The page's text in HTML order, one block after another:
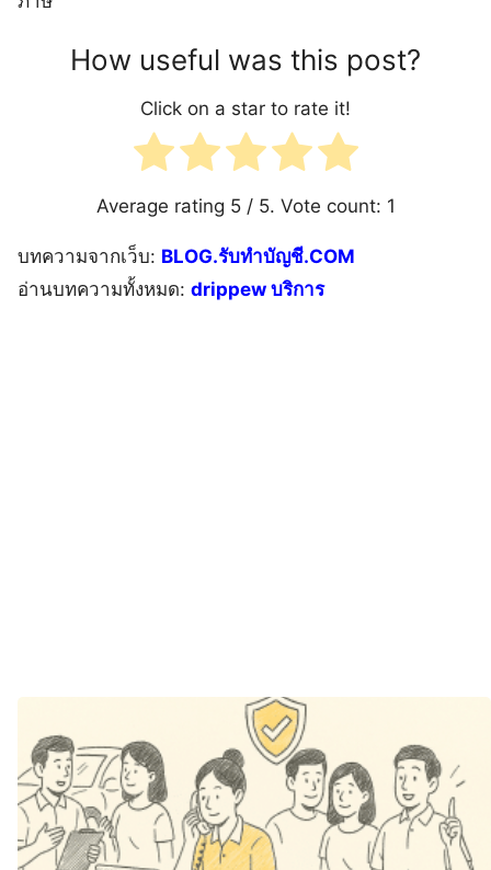
How useful was this post?
Click on a star to rate it!
Average rating 5/ 5. Vote count: 1
บทความจากเว็บ: BLOG.รับทำบัญชี.COM
อ่านบทความทั้งหมด: drippew บริการ